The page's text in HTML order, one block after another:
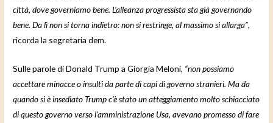
città, dove governiamo bene. L’alleanza progressista sta già governando
bene. Da lì non si torna indietro: non si restringe, al massimo si allarga”,
ricorda la segretaria dem.
Sulle parole di Donald Trump a Giorgia Meloni, “non possiamo
accettare minacce o insulti da parte di capi di governo stranieri. Ma da
quando si è insediato Trump c’è stato un atteggiamento molto schiacciato
di questo governo verso l’amministrazione Usa, avevano promesso di fare